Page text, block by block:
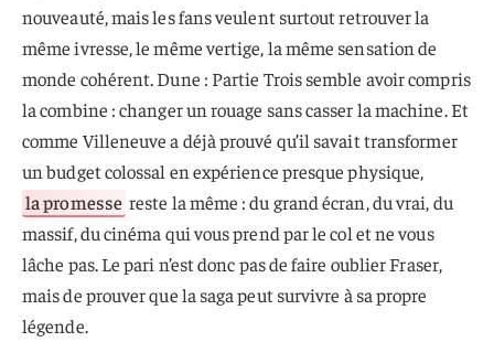
nouveauté, mais les fans veulent surtout retrouver la
même ivresse, le même vertige, la même sensation de
monde cohérent. Dune : Partie Trois semble avoir compris
la combine : changer un rouage sans casser la machine. Et
comme Villeneuve a déjà prouvé qu’il savait transformer
un budget colossal en expérience presque physique,
la promesse reste la même : du grand écran, du vrai, du
massif, du cinéma qui vous prend par le col et ne vous
lâche pas. Le pari n’est donc pas de faire oublier Fraser,
mais de prouver que la saga peut survivre à sa propre
légende.